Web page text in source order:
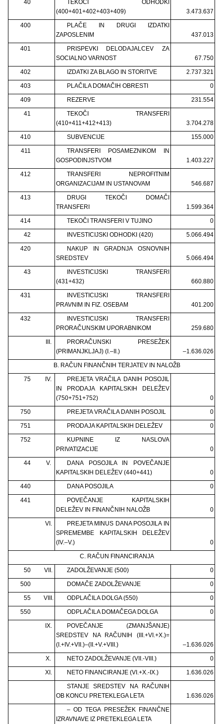
40
TEKOČI ODHODKI
(400+401+402+403+409)
3.473.637
400
PLAČE IN DRUGI IZDATKI
ZAPOSLENIM
437.013
401
PRISPEVKI DELODAJALCEV ZA
SOCIALNO VARNOST
67.750
402
IZDATKI ZA BLAGO IN STORITVE
2.737.321
403
PLAČILA DOMAČIH OBRESTI
0
409
REZERVE
231.554
41
TEKOČI TRANSFERI
(410+411+412+413)
3.704.278
410
SUBVENCIJE
155.000
411
TRANSFERI POSAMEZNIKOM IN
GOSPODINJSTVOM
1.403.227
412
TRANSFERI NEPROFITNIM
ORGANIZACIJAM IN USTANOVAM
546.687
413
DRUGI TEKOČI DOMAČI
TRANSFERI
1.599.364
414
TEKOČI TRANSFERI V TUJINO
0
42
INVESTICIJSKI ODHODKI (420)
5.066.494
420
NAKUP IN GRADNJA OSNOVNIH
SREDSTEV
5.066.494
43
INVESTICIJSKI TRANSFERI
(431+432)
660.880
431
INVESTICIJSKI TRANSFERI
PRAVNIM IN FIZ. OSEBAM
401.200
432
INVESTICIJSKI TRANSFERI
PRORAČUNSKIM UPORABNIKOM
259.680
III.
PRORAČUNSKI PRESEŽEK
(PRIMANJKLJAJ) (I.–II.)
–1.636.026
B. RAČUN FINANČNIH TERJATEV IN NALOŽB
75
IV.
PREJETA VRAČILA DANIH POSOJIL
IN PRODAJA KAPITALSKIH DELEŽEV
(750+751+752)
0
750
PREJETA VRAČILA DANIH POSOJIL
0
751
PRODAJA KAPITALSKIH DELEŽEV
0
752
KUPNINE IZ NASLOVA
PRIVATIZACIJE
0
44
V.
DANA POSOJILA IN POVEČANJE
KAPITALSKIH DELEŽEV (440+441)
0
440
DANA POSOJILA
0
441
POVEČANJE KAPITALSKIH
DELEŽEV IN FINANČNIH NALOŽB
0
VI.
PREJETA MINUS DANA POSOJILA IN
SPREMEMBE KAPITALSKIH DELEŽEV
(IV.–V.)
0
C. RAČUN FINANCIRANJA
50
VII. ZADOLŽEVANJE (500)
0
500
DOMAČE ZADOLŽEVANJE
0
55
VIII. ODPLAČILA DOLGA (550)
0
550
ODPLAČILA DOMAČEGA DOLGA
0
IX.
POVEČANJE (ZMANJŠANJE)
SREDSTEV NA RAČUNIH (III.+VI.+X.)=
(I.+IV.+VII.)–(II.+V.+VIII.)
–1.636.026
X.
NETO ZADOLŽEVANJE (VII.-VIII.)
0
XI.
NETO FINANCIRANJE (VI.+X.-IX.)
1.636.026
STANJE SREDSTEV NA RAČUNIH
OB KONCU PRETEKLEGA LETA
1.636.026
– OD TEGA PRESEŽEK FINANČNE
IZRAVNAVE IZ PRETEKLEGA LETA